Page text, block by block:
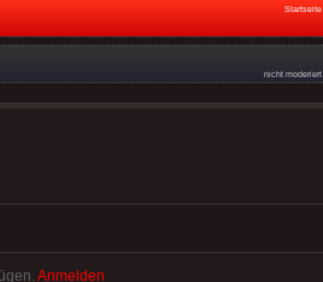
Startseite
nicht moderiert
Anmelden